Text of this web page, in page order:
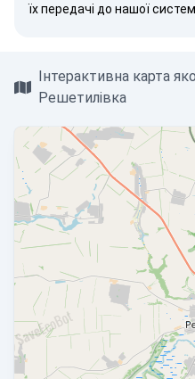
їх передачі до нашої
Інтерактивна карта
Решетилівка